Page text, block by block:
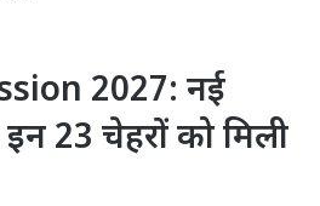
2027: नई
23 चेहरों को मिली